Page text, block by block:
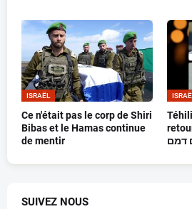
ISRAËL
Ce n'était pas le corp de Shiri
Bibas et le Hamas continue
de mentir
דמם
SUIVEZ NOUS